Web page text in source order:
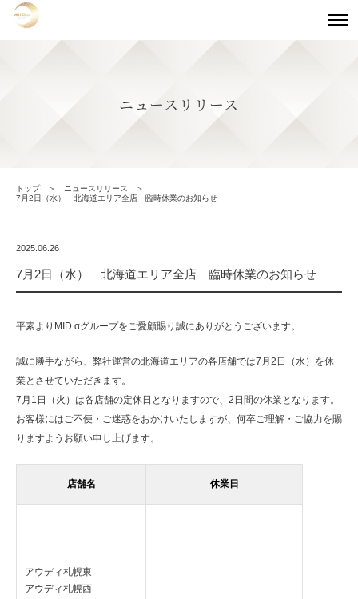
ニュースリリース
トップ
ニュースリリース
7月2日（水） 北海道エリア全店 臨時休業のお知らせ
2025.06.26
7月2日（水） 北海道エリア全店 臨時休業のお知らせ
平素よりMID.αグループをご愛顧賜り誠にありがとうございます。
誠に勝手ながら、弊社運営の北海道エリアの各店舗では7月2日（水）を休
業とさせていただきます。
7月1日（火）は各店舗の定休日となりますので、2日間の休業となります。
お客様にはご不便・ご迷惑をおかけいたしますが、何卒ご理解・ご協力を賜
りますようお願い申し上げます。
店舗名 休業日
アウディ札幌東
アウディ札幌西